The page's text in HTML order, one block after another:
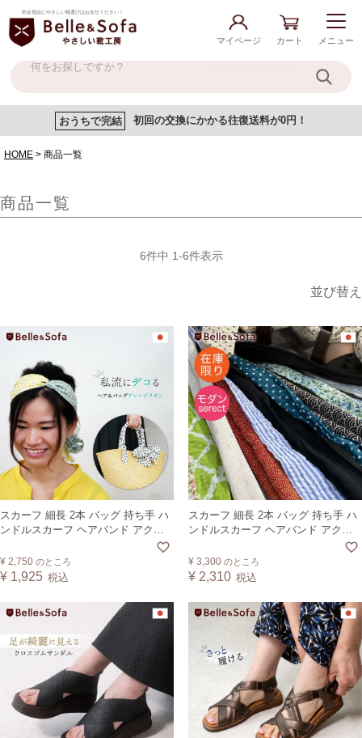
外反母趾にやさしい靴選びはお任せください！
マイページ カート メニュー
おうちで完結 初回の交換にかかる往復送料が0円！
HOME 商品一覧
商品一覧
並び替え
6件中 1-6件表示
スカーフ 細長 2本 バッグ 持ち手 ハ
ンドルスカーフ ヘアバンド アクセ
サリー ロングスカーフ リボンスカ
ーフ バッグスカーフ STRG1
¥ 2,750 のところ
¥ 1,925 税込
スカーフ 細長 2本 バッグ 持ち手 ハ
ンドルスカーフ ヘアバンド アクセ
サリー ロングスカーフ リボンスカ
ーフ バッグスカーフ STRG2
¥ 3,300 のところ
¥ 2,310 税込